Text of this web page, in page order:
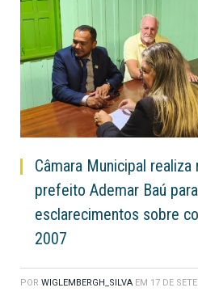
Câmara Municipal
prefeito Ademar Baú
esclarecimentos sobre
2007
POR WIGLEMBERGH_SILVA EM 17 DE